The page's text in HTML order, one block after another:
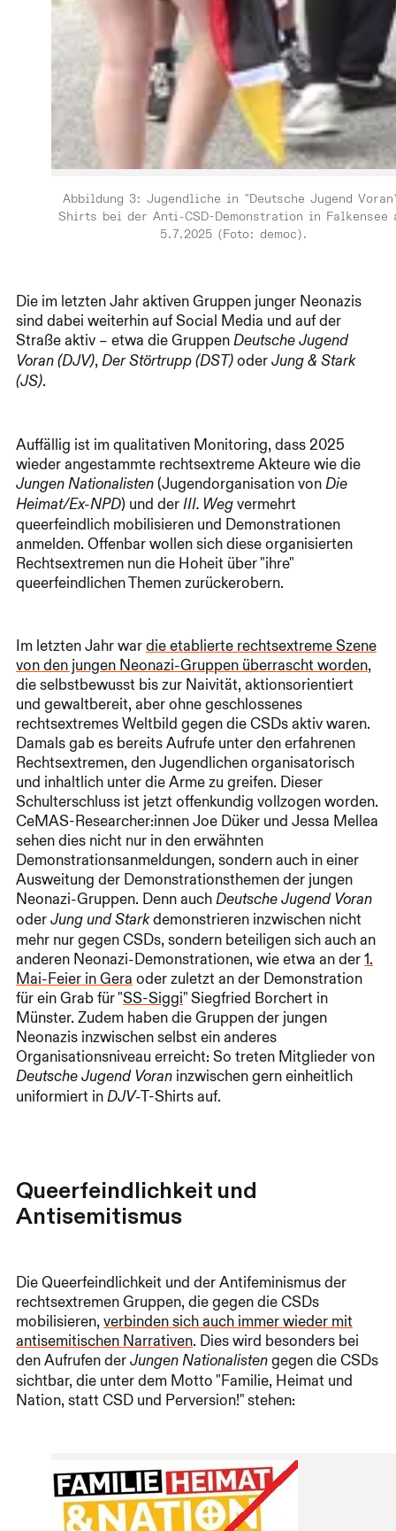
Abbildung 3: Jugendliche in "Deutsche Jugend
Shirts bei der Anti-CSD-Demonstration in Falkensee
5.7.2025 (Foto: democ).
Die im letzten Jahr aktiven Gruppen junger Neonazis
sind dabei weiterhin auf Social Media und auf der
Straße aktiv – etwa die Gruppen Deutsche Jugend
Voran (DJV), Der Störtrupp (DST) oder Jung & Stark
(JS).
Auffällig ist im qualitativen Monitoring, dass 2025
wieder angestammte rechtsextreme Akteure wie die
Jungen Nationalisten (Jugendorganisation von Die
Heimat/Ex-NPD) und der III. Weg vermehrt
queerfeindlich mobilisieren und Demonstrationen
anmelden. Offenbar wollen sich diese organisierten
Rechtsextremen nun die Hoheit über "ihre"
queerfeindlichen Themen zurückerobern.
Im letzten Jahr wardie etablierte rechtsextreme Szene
von den jungen Neonazi-Gruppen überrascht worden,
die selbstbewusst bis zur Naivität, aktionsorientiert
und gewaltbereit, aber ohne geschlossenes
rechtsextremes Weltbild gegen die CSDs aktiv waren.
Damals gab es bereits Aufrufe unter den erfahrenen
Rechtsextremen, den Jugendlichen organisatorisch
und inhaltlich unter die Arme zu greifen. Dieser
Schulterschluss ist jetzt offenkundig vollzogen worden.
CeMAS-Researcher:innen Joe Düker und Jessa Mellea
sehen dies nicht nur in den erwähnten
Demonstrationsanmeldungen, sondern auch in einer
Ausweitung der Demonstrationsthemen der jungen
Neonazi-Gruppen. Denn auch Deutsche Jugend Voran
oder Jung und Starkdemonstrieren inzwischen nicht
mehr nur gegen CSDs, sondern beteiligen sich auch an
anderen Neonazi-Demonstrationen, wie etwa an der1.
Mai-Feier in Gera oder zuletzt an der Demonstration
für ein Grab für "SS-Siggi" Siegfried Borchert in
Münster. Zudem haben die Gruppen der jungen
Neonazis inzwischen selbst ein anderes
Organisationsniveau erreicht: So treten Mitglieder von
Deutsche Jugend Voran inzwischen gern einheitlich
uniformiert in DJV-T-Shirts auf.
Queerfeindlichkeit und
Antisemitismus
Die Queerfeindlichkeit und der Antifeminismus der
rechtsextremen Gruppen, die gegen die CSDs
mobilisieren, verbinden sich auch immer wieder mit
antisemitischen Narrativen. Dies wird besonders bei
den Aufrufen der Jungen Nationalisten gegen die CSDs
sichtbar, die unter dem Motto "Familie, Heimat und
Nation, statt CSD und Perversion!" stehen: